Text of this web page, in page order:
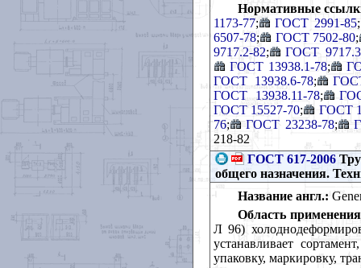
Нормативные
1173-77; ГОСТ 2991-85;
6507-78; ГОСТ 7502-80;
9717.2-82;
ГОСТ
ГОСТ 13938.1-78;
ГОСТ 13938.6-78;
ГОСТ 13938.11-78;
ГОСТ 15527-70;
ГОСТ
76; ГОСТ 23238-78;
218-82
ГОСТ 617-2006
общего назначения.
Название англ.:
Область
Л 96)
устанавливает
упаковку, маркировку,